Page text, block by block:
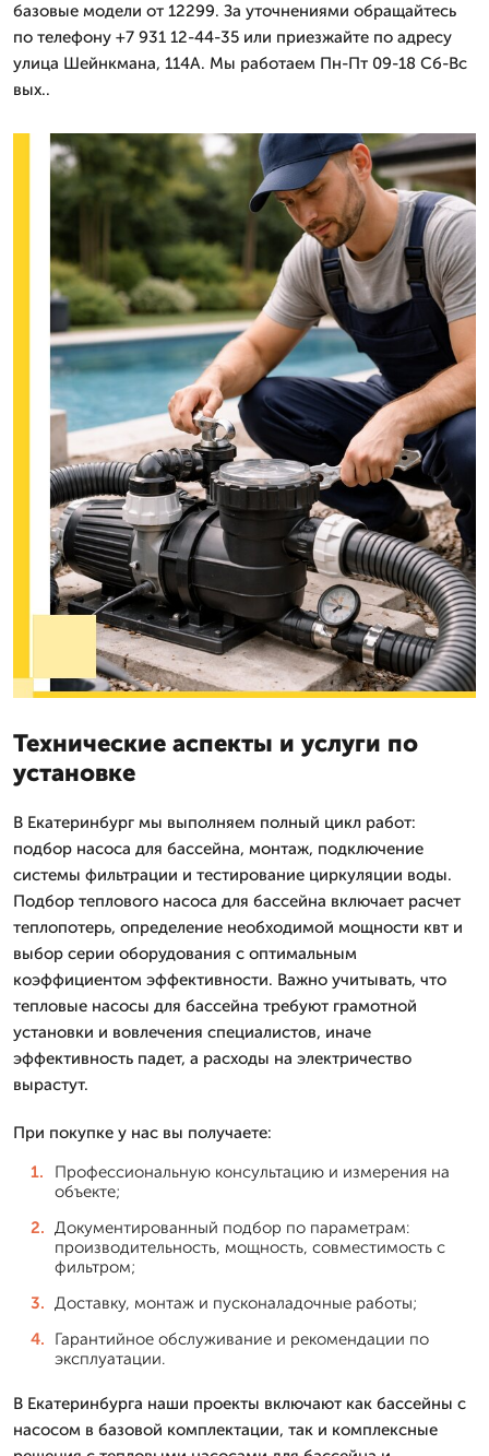
базовые модели от 12299. За уточнениями обращайтесь
по телефону +7 931 12-44-35 или приезжайте по адресу
улица Шейнкмана, 114А. Мы работаем Пн-Пт 09-18 Сб-Вс
вых..
Технические аспекты и услуги по
установке
В Екатеринбург мы выполняем полный цикл работ:
подбор насоса для бассейна, монтаж, подключение
системы фильтрации и тестирование циркуляции воды.
Подбор теплового насоса для бассейна включает расчет
теплопотерь, определение необходимой мощности квт и
выбор серии оборудования с оптимальным
коэффициентом эффективности. Важно учитывать, что
тепловые насосы для бассейна требуют грамотной
установки и вовлечения специалистов, иначе
эффективность падет, а расходы на электричество
вырастут.
При покупке у нас вы получаете:
Профессиональную консультацию и измерения на
объекте;
Документированный подбор по параметрам:
производительность, мощность, совместимость с
фильтром;
Доставку, монтаж и пусконаладочные работы;
Гарантийное обслуживание и рекомендации по
эксплуатации.
В Екатеринбурга наши проекты включают как бассейны с
насосом в базовой комплектации, так и комплексные